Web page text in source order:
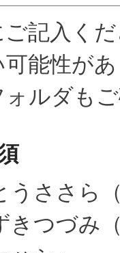
記入く
能性が
ルダも
うささら
きつづみ